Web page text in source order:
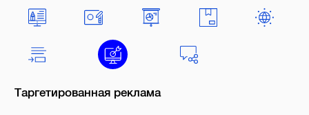
Таргетированная реклама